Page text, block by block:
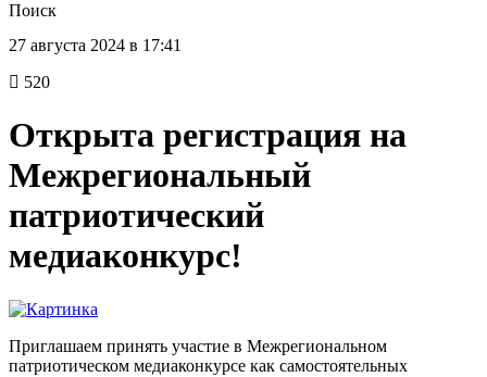
Поиск
27 августа 2024 в 17:41
520
Открыта регистрация на
Межрегиональный
патриотический
медиаконкурс!
Приглашаем принять участие в Межрегиональном
патриотическом медиаконкурсе как самостоятельных